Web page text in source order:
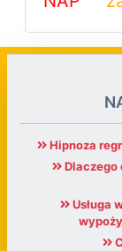
Hipnoza
Dlaczego
Usługa